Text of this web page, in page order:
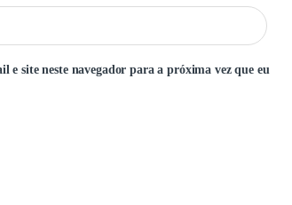
e site neste navegador para a próxima vez que eu